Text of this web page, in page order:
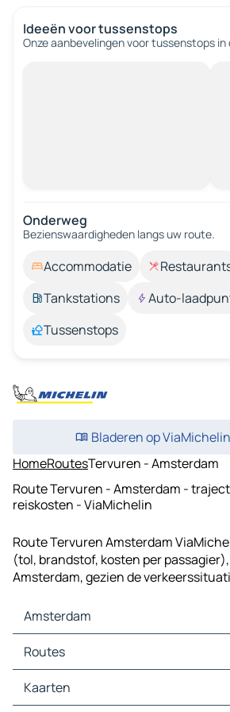
Ideeën voor tussenstops
Onze aanbevelingen voor tussenstops
Onderweg
Bezienswaardigheden langs uw route.
Accommodatie
Tankstations
Auto-
Tussenstops
Bladeren op
HomeRoutesTervuren - Amsterdam
Route Tervuren - Amsterdam -
reiskosten - ViaMichelin
Route Tervuren Amsterdam
(tol, brandstof, kosten per
Amsterdam, gezien de
Amsterdam
Amsterdam Kaarten
Amsterdam Verkeer
Amsterdam Hotels
Amsterdam Restaurants
Routes
Routes Amsterdam - 's-Gravenhage
Routes Amsterdam - Rotterdam
Kaarten